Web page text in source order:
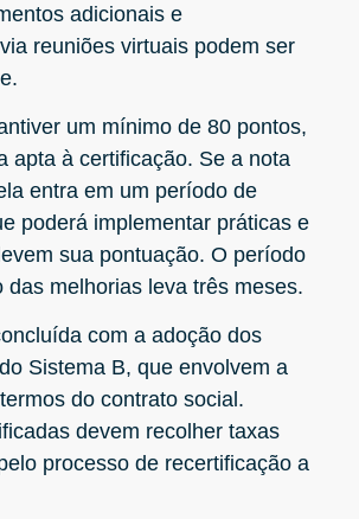
adicionais e
reuniões virtuais podem ser
um mínimo de 80 pontos,
apta à certificação. Se a nota
entra em um período de
poderá implementar práticas e
sua pontuação. O período
das melhorias leva três meses.
com a adoção dos
Sistema B, que envolvem a
do contrato social.
devem recolher taxas
processo de recertificação a